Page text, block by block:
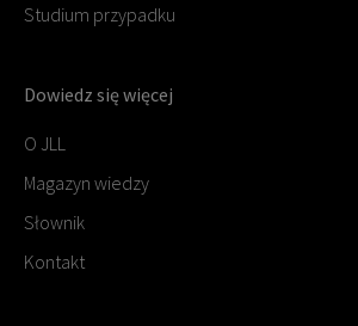
Studium przypadku
Dowiedz się więcej
O JLL
Magazyn wiedzy
Słownik
Kontakt